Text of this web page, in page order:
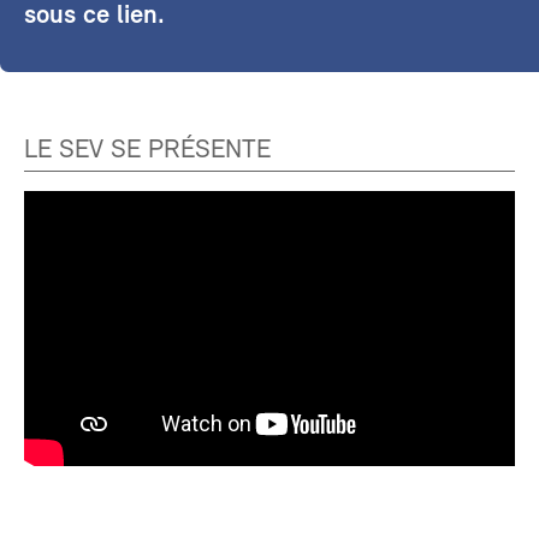
sous ce lien.
LE SEV SE PRÉSENTE